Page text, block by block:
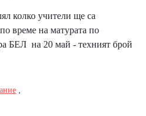
колко учители ще са
време на матурата по
БЕЛ на 20 май - техният брой